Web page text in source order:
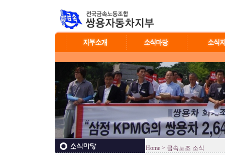
Home > 금속노조 소식